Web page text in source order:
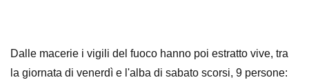
Dalle macerie i vigili del fuoco hanno poi estratto vive, tra
la giornata di venerdì e l'alba di sabato scorsi, 9 persone: